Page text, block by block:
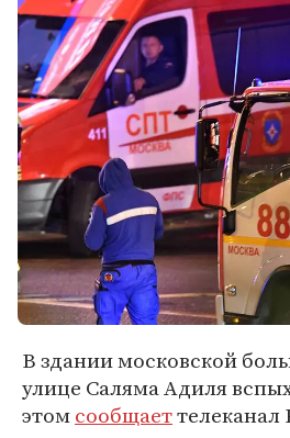
В здании московской
улице Саляма Адиля
этомсообщает